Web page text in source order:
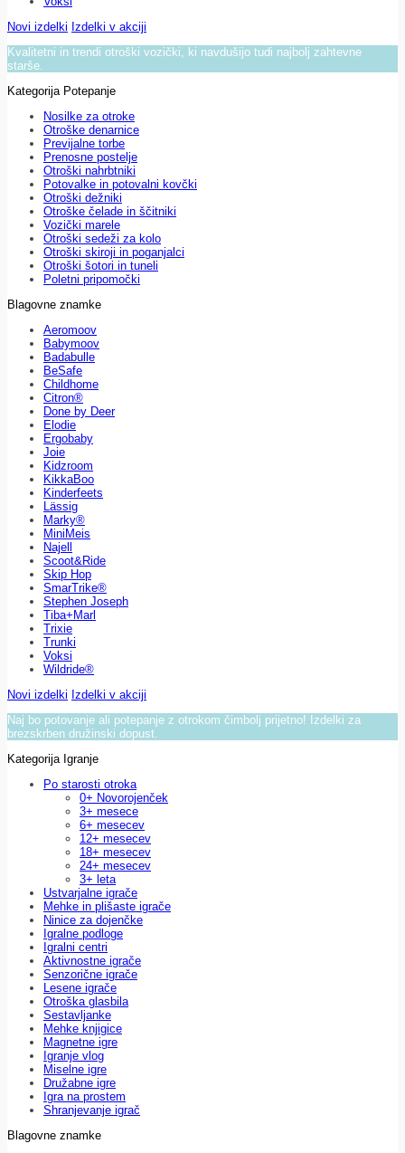
Novi izdelki Izdelki v akciji
Kvalitetni in trendi otroški vozički, ki navdušijo tudi najbolj zahtevne
starše.
Kategorija Potepanje
Nosilke za otroke
Otroške denarnice
Previjalne torbe
Prenosne postelje
Otroški nahrbtniki
Potovalke in potovalni kovčki
Otroški dežniki
Otroške čelade in ščitniki
Vozički marele
Otroški sedeži za kolo
Otroški skiroji in poganjalci
Otroški šotori in tuneli
Poletni pripomočki
Blagovne znamke
Aeromoov
Babymoov
Badabulle
BeSafe
Childhome
Citron®
Done by Deer
Elodie
Ergobaby
Joie
Kidzroom
KikkaBoo
Kinderfeets
Lässig
Marky®
MiniMeis
Najell
Scoot&Ride
Skip Hop
SmarTrike®
Stephen Joseph
Tiba+Marl
Trixie
Trunki
Voksi
Wildride®
Novi izdelki Izdelki v akciji
Naj bo potovanje ali potepanje z otrokom čimbolj prijetno! Izdelki za
brezskrben družinski dopust.
Kategorija Igranje
Po starosti otroka
0+ Novorojenček
3+ mesece
6+ mesecev
12+ mesecev
18+ mesecev
24+ mesecev
3+ leta
Ustvarjalne igrače
Mehke in plišaste igrače
Ninice za dojenčke
Igralne podloge
Igralni centri
Aktivnostne igrače
Senzorične igrače
Lesene igrače
Otroška glasbila
Sestavljanke
Mehke knjigice
Magnetne igre
Igranje vlog
Miselne igre
Družabne igre
Igra na prostem
Shranjevanje igrač
Blagovne znamke